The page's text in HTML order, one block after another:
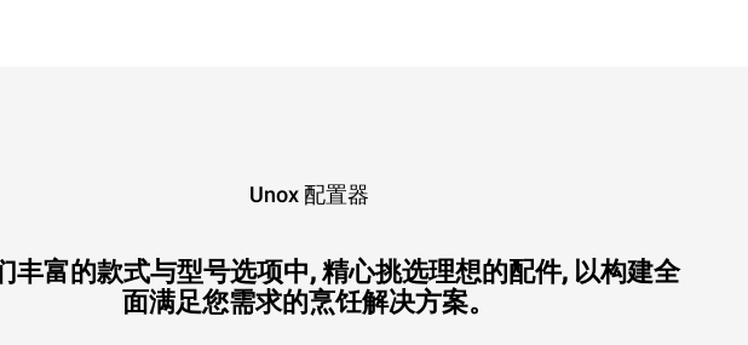
Unox 配置器
丰富的款式与型号选项中, 精心挑选理想的配件, 以构建全
面满足您需求的烹饪解决方案。